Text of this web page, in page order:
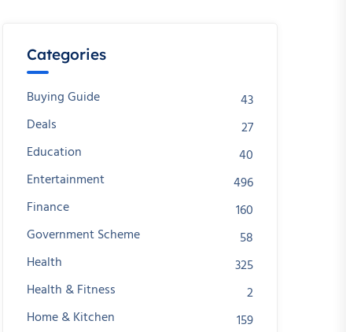
Categories
Buying Guide
43
Deals
27
Education
40
Entertainment
496
Finance
160
Government Scheme
58
Health
325
Health & Fitness
2
Home & Kitchen
159